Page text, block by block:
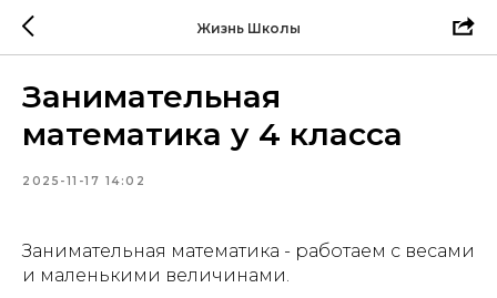
Жизнь Школы
Занимательная
математика у 4 класса
2025-11-17 14:02
Занимательная математика - работаем с весами
и маленькими величинами.